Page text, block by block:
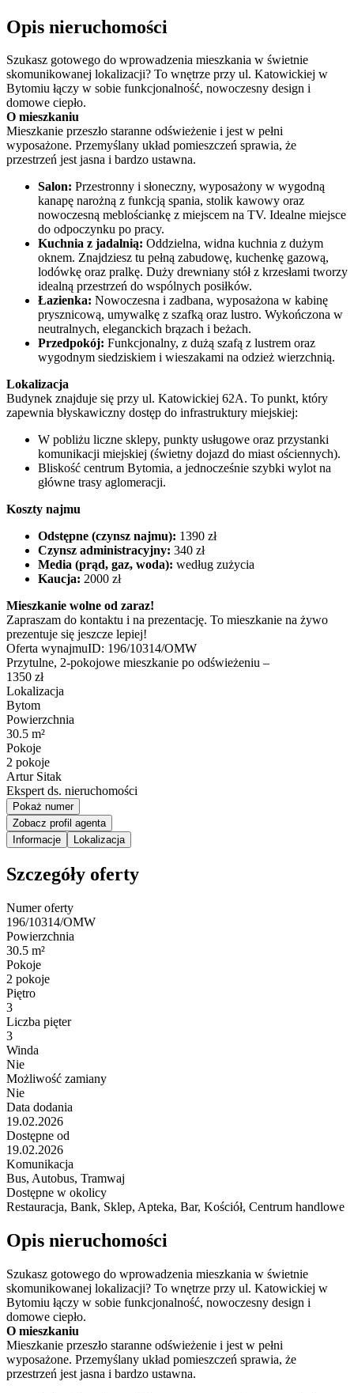
Opis nieruchomości
Szukasz gotowego do wprowadzenia mieszkania w świetnie
skomunikowanej lokalizacji? To wnętrze przy ul. Katowickiej w
Bytomiu łączy w sobie funkcjonalność, nowoczesny design i
domowe ciepło.
O mieszkaniu
Mieszkanie przeszło staranne odświeżenie i jest w pełni
wyposażone. Przemyślany układ pomieszczeń sprawia, że
przestrzeń jest jasna i bardzo ustawna.
Salon: Przestronny i słoneczny, wyposażony w wygodną
kanapę narożną z funkcją spania, stolik kawowy oraz
nowoczesną meblościankę z miejscem na TV. Idealne miejsce
do odpoczynku po pracy.
Kuchnia z jadalnią: Oddzielna, widna kuchnia z dużym
oknem. Znajdziesz tu pełną zabudowę, kuchenkę gazową,
lodówkę oraz pralkę. Duży drewniany stół z krzesłami tworzy
idealną przestrzeń do wspólnych posiłków.
Łazienka: Nowoczesna i zadbana, wyposażona w kabinę
prysznicową, umywalkę z szafką oraz lustro. Wykończona w
neutralnych, eleganckich brązach i beżach.
Przedpokój: Funkcjonalny, z dużą szafą z lustrem oraz
wygodnym siedziskiem i wieszakami na odzież wierzchnią.
Lokalizacja
Budynek znajduje się przy ul. Katowickiej 62A. To punkt, który
zapewnia błyskawiczny dostęp do infrastruktury miejskiej:
W pobliżu liczne sklepy, punkty usługowe oraz przystanki
komunikacji miejskiej (świetny dojazd do miast ościennych).
Bliskość centrum Bytomia, a jednocześnie szybki wylot na
główne trasy aglomeracji.
Koszty najmu
Odstępne (czynsz najmu): 1390 zł
Czynsz administracyjny: 340 zł
Media (prąd, gaz, woda): według zużycia
Kaucja: 2000 zł
Mieszkanie wolne od zaraz!
Zapraszam do kontaktu i na prezentację. To mieszkanie na żywo
prezentuje się jeszcze lepiej!
Oferta wynajmuID: 196/10314/OMW
Przytulne, 2-pokojowe mieszkanie po odświeżeniu –
1350 zł
Lokalizacja
Bytom
Powierzchnia
30.5 m²
Pokoje
2 pokoje
Artur Sitak
Ekspert ds. nieruchomości
Pokaż numer
Zobacz profil agenta
Informacje
Lokalizacja
Szczegóły oferty
Numer oferty
196/10314/OMW
Powierzchnia
30.5 m²
Pokoje
2 pokoje
Piętro
3
Liczba pięter
3
Winda
Nie
Możliwość zamiany
Nie
Data dodania
19.02.2026
Dostępne od
19.02.2026
Komunikacja
Bus, Autobus, Tramwaj
Dostępne w okolicy
Restauracja, Bank, Sklep, Apteka, Bar, Kościół, Centrum handlowe
Opis nieruchomości
Szukasz gotowego do wprowadzenia mieszkania w świetnie
skomunikowanej lokalizacji? To wnętrze przy ul. Katowickiej w
Bytomiu łączy w sobie funkcjonalność, nowoczesny design i
domowe ciepło.
O mieszkaniu
Mieszkanie przeszło staranne odświeżenie i jest w pełni
wyposażone. Przemyślany układ pomieszczeń sprawia, że
przestrzeń jest jasna i bardzo ustawna.